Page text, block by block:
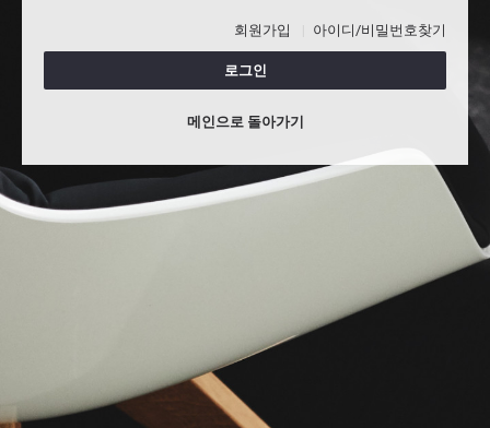
회원가입 아이디/비밀번호찾기
로그인
메인으로 돌아가기